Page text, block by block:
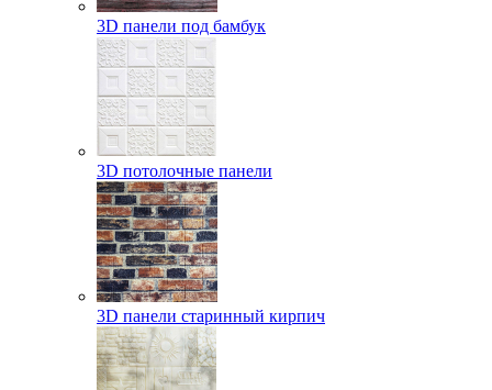
3D панели под бамбук
3D потолочные панели
3D панели старинный кирпич